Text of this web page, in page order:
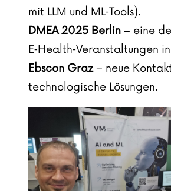
mit LLM und ML‑Tools).
DMEA 2025 Berlin – eine
E‑Health‑Veranstaltungen
Ebscon Graz– neue
technologische Lösungen.